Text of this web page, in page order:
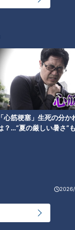
心筋梗塞」生死の分か
？…“夏の厳しい暑さ”
ゲットが大人気！お
！？店主と愛好家
たパン屋さんラン
で味わえる！？本格